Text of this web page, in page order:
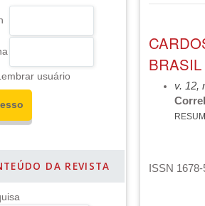
usuário
DA REVISTA
BRASIL
v. 12,
ISSN